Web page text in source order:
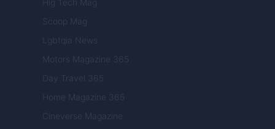
Hig Tech Mag
Scoop Mag
Lgbtqia News
Motors Magazine 365
Day Travel 365
Home Magazine 365
Cineverse Magazine